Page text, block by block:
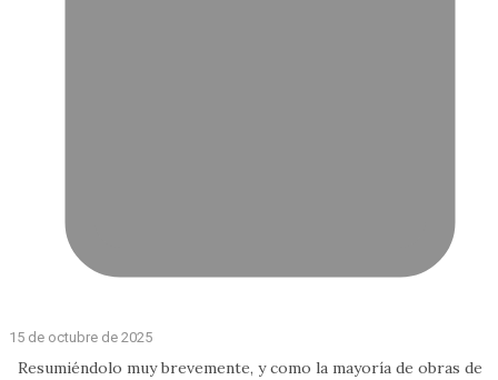
15 de octubre de 2025
Resumiéndolo muy brevemente, y como la mayoría de obras de